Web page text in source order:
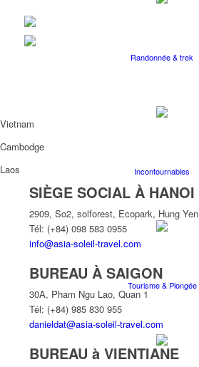
Randonnée & trek
Incontournables
Tourisme & Plongée
Vietnam
Cambodge
Laos
SIÈGE SOCIAL À HANOI
2909, So2, solforest, Ecopark, Hung Yen
Tél: (+84) 098 583 0955
info@asia-soleil-travel.com
BUREAU À SAIGON
30A, Pham Ngu Lao, Quan 1
Tél: (+84) 985 830 955
danieldat@asia-soleil-travel.com
BUREAU à VIENTIANE